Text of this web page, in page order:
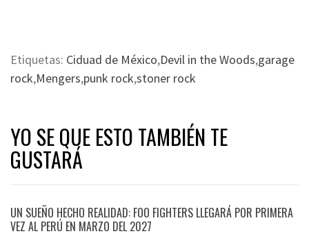
Etiquetas: Ciduad de México,Devil in the Woods,garage
rock,Mengers,punk rock,stoner rock
YO SE QUE ESTO TAMBIÉN TE
GUSTARÁ
UN SUEÑO HECHO REALIDAD: FOO FIGHTERS LLEGARÁ POR PRIMERA
VEZ AL PERÚ EN MARZO DEL 2027